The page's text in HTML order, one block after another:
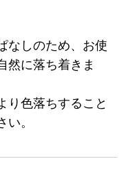
なしのため、お使
然に落ち着きま
り色落ちすること
。